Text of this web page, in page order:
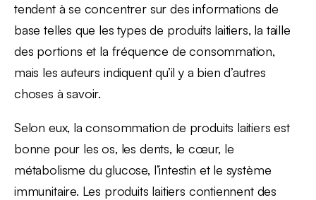
tendent à se concentrer sur des informations de
base telles que les types de produits laitiers, la taille
des portions et la fréquence de consommation,
mais les auteurs indiquent qu’il y a bien d’autres
choses à savoir.
Selon eux, la consommation de produits laitiers est
bonne pour les os, les dents, le cœur, le
métabolisme du glucose, l’intestin et le système
immunitaire. Les produits laitiers contiennent des